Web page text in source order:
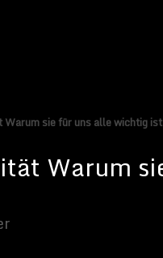
sie für uns alle wichtig ist